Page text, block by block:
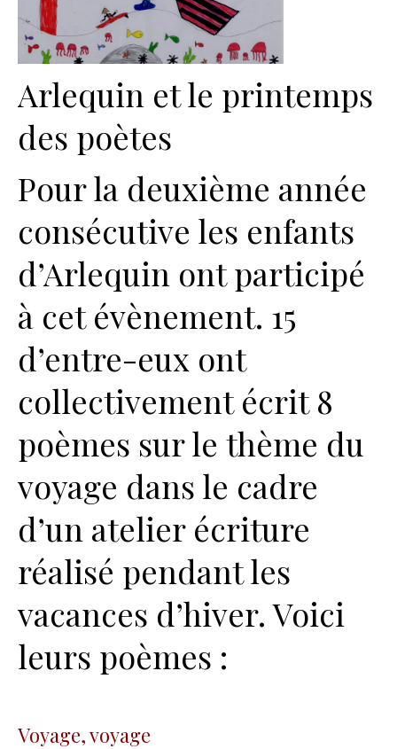
Arlequin et le printemps
des poètes
Pour la deuxième année
consécutive les enfants
d’Arlequin ont participé
à cet évènement. 15
d’entre-eux ont
collectivement écrit 8
poèmes sur le thème du
voyage dans le cadre
d’un atelier écriture
réalisé pendant les
vacances d’hiver. Voici
leurs poèmes :
Voyage, voyage